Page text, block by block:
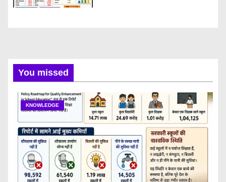
You missed
KNOWLEDGE